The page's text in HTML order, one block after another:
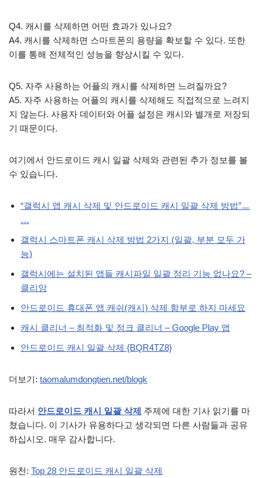
Q4. 캐시를 삭제하면 어떤 효과가 있나요?
A4. 캐시를 삭제하면 스마트폰의 용량을 확보할 수 있다. 또한
이를 통해 전체적인 성능을 향상시킬 수 있다.
Q5. 자주 사용하는 어플의 캐시를 삭제하면 느려질까요?
A5. 자주 사용하는 어플의 캐시를 삭제해도 직접적으로 느려지
지 않는다. 사용자 데이터와 어플 설정은 캐시와 별개로 저장되
기 때문이다.
여기에서 안드로이드 캐시 일괄 삭제와 관련된 추가 정보를 볼
수 있습니다.
“갤럭시 앱 캐시 삭제 및 안드로이드 캐시 일괄 삭제 방법”ㅡ
…
갤럭시 스마트폰 캐시 삭제 방법 2가지 (일괄, 부분 모두 가
능)
갤럭시에는 설치된 앱들 캐시파일 일괄 정리 기능 없나요? –
클리앙
안드로이드 휴대폰 앱 캐쉬(캐시) 삭제 함부로 하지 마세요
캐시 클리너 – 최적화 및 정크 클리너 – Google Play 앱
안드로이드 캐시 일괄 삭제 {BQR4TZ8}
더보기: taomalumdongtien.net/blogk
따라서 안드로이드 캐시 일괄 삭제 주제에 대한 기사 읽기를 마
쳤습니다. 이 기사가 유용하다고 생각되면 다른 사람들과 공유
하십시오. 매우 감사합니다.
원천: Top 28 안드로이드 캐시 일괄 삭제